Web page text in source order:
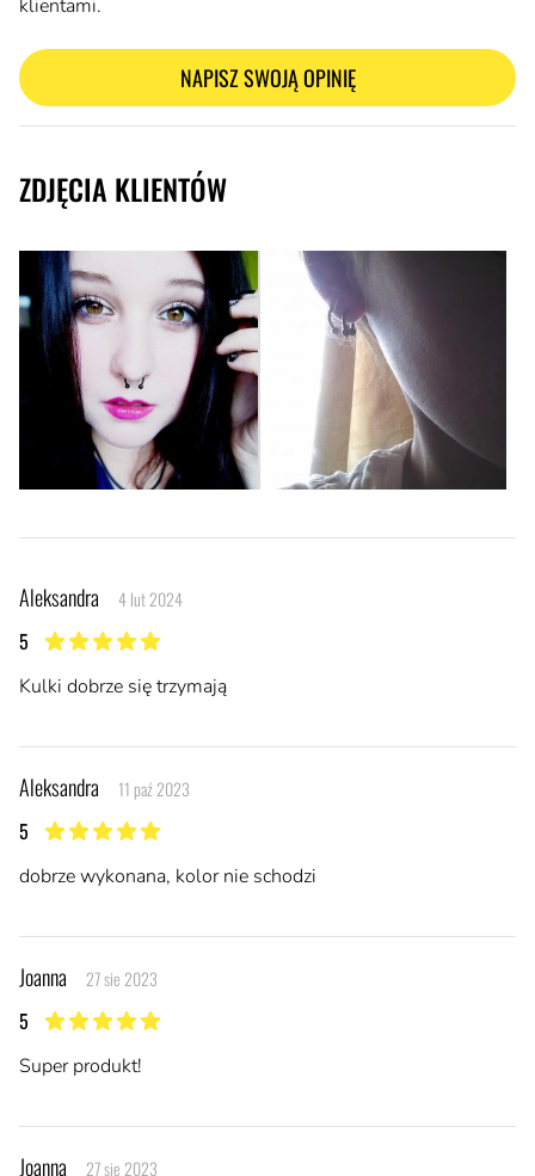
klientami.
NAPISZ SWOJĄ OPINIĘ
ZDJĘCIA KLIENTÓW
Aleksandra 4 lut 2024
5
5 z 5 gwiazdek
Kulki dobrze się trzymają
Aleksandra 11 paź 2023
5
5 z 5 gwiazdek
dobrze wykonana, kolor nie schodzi
Joanna 27 sie 2023
5
5 z 5 gwiazdek
Super produkt!
Joanna 27 sie 2023